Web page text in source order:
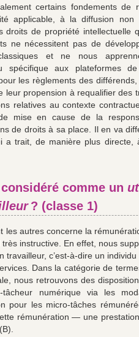
certains fondements de
applicable, à la diffusion non
droits de propriété intellectuelle
ne nécessitent pas de
et ne nous
spécifique aux plateformes
les règlements des
leur propension à requalifier des
relatives au contexte
mise en cause de la
de droits à sa place. Il en va
a trait, de manière plus directe,
comme un
? (classe 1)
les autres concerne la
instructive. En effet, nous
travailleur, c’est-à-dire un
Dans la catégorie de
nous retrouvons des
numérique via les
pour les micro-tâches
rémunération — une